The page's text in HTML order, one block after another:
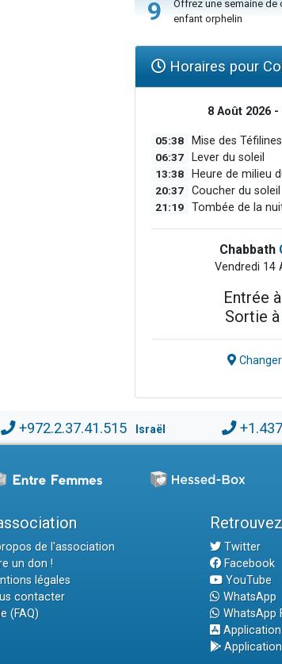
9
Offrez une semaine de
enfant orphelin
Horaires pour
8 Août 2026 -
05:38 Mise des Téfilines
06:37 Lever du soleil
13:38 Heure de milieu
20:37 Coucher du soleil
21:19 Tombée de la
Chabbath
Vendredi 14
Entrée à
Sortie à
+972.2.37.41.515 Israël
de l'association
un don !
légales
contacter
(FAQ)
Twitter
Facebook
YouTube
WhatsApp
WhatsApp
Application